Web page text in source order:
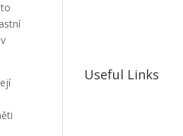
Useful Links